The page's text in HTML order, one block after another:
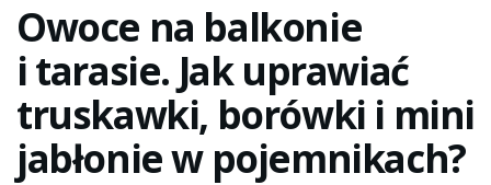
Owoce na balkonie
i tarasie. Jak uprawiać
truskawki, borówki i mini
jabłonie w pojemnikach?